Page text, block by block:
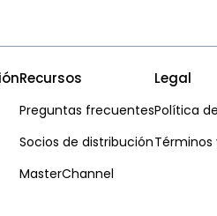
Recursos
Preguntas frecuentes
Socios de distribución
MasterChannel
Legal
Política